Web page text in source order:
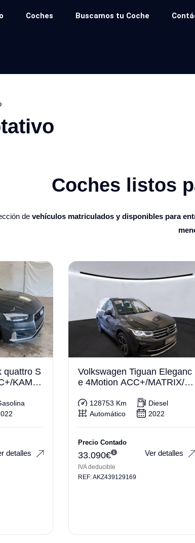
Coches Buscamos tu Coche
Coches listos
de vehículos matriculados y disponibles para
quattro S
KAM/B
detalles
Volkswagen Tiguan Eleganc
e 4Motion ACC+/MATRIX/VI
128753 Km
Diesel
Automático
2022
Precio Contado
33.090€
IVA deducible
Ver detalles
REF: AKZ439129169